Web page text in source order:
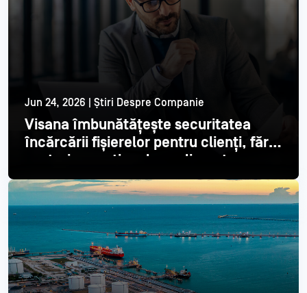
Jun 24, 2026 | Știri Despre Companie
Visana îmbunătățește securitatea
încărcării fișierelor pentru clienți, fără
costuri operaționale suplimentare
Citește mai mult